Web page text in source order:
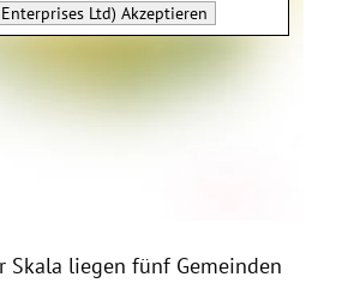
Ltd) Akzeptieren
Skala liegen fünf Gemeinden